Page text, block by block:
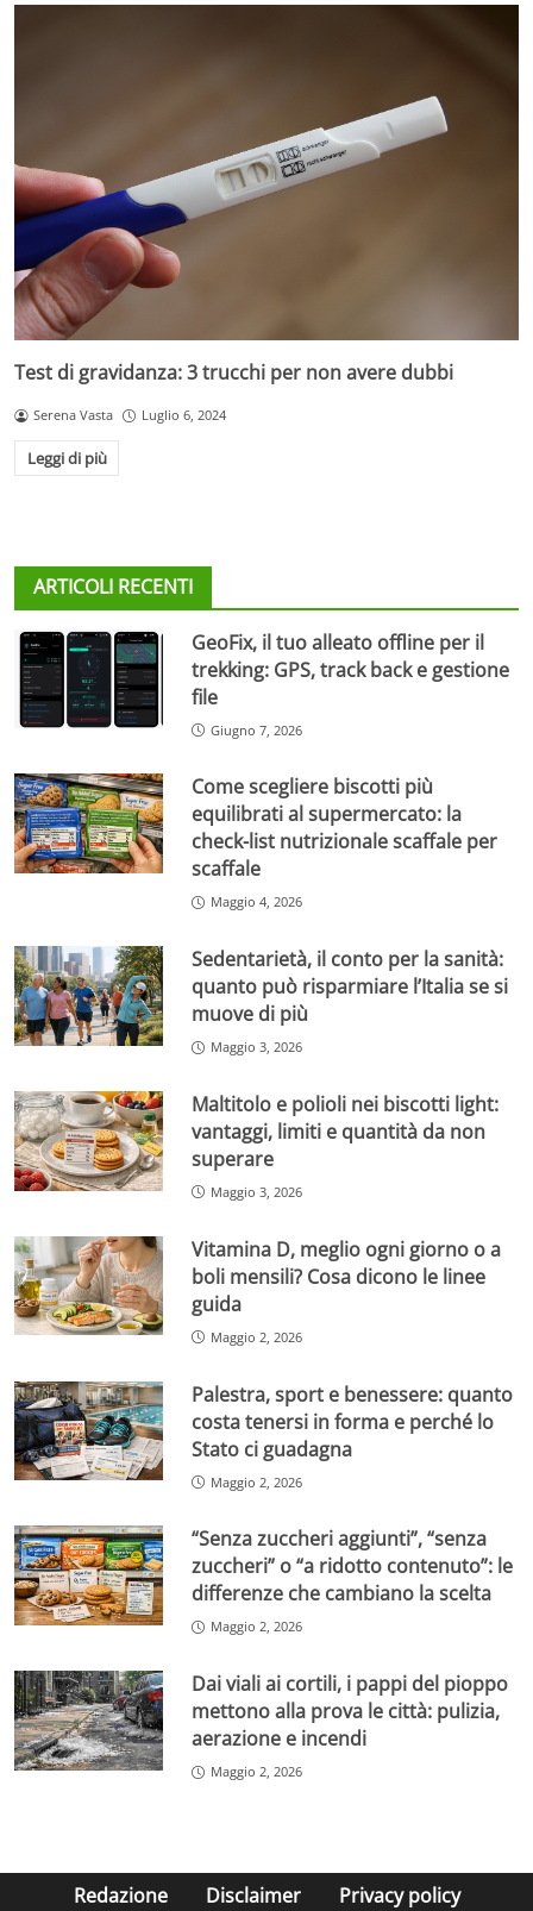
Test di gravidanza: 3 trucchi per non avere dubbi
Serena Vasta Luglio 6, 2024
Leggi di più
ARTICOLI RECENTI
GeoFix, il tuo alleato offline per il
trekking: GPS, track back e gestione
file
Giugno 7, 2026
Come scegliere biscotti più
equilibrati al supermercato: la
check-list nutrizionale scaffale per
scaffale
Maggio 4, 2026
Sedentarietà, il conto per la sanità:
quanto può risparmiare l’Italia se si
muove di più
Maggio 3, 2026
Maltitolo e polioli nei biscotti light:
vantaggi, limiti e quantità da non
superare
Maggio 3, 2026
Vitamina D, meglio ogni giorno o a
boli mensili? Cosa dicono le linee
guida
Maggio 2, 2026
Palestra, sport e benessere: quanto
costa tenersi in forma e perché lo
Stato ci guadagna
Maggio 2, 2026
“Senza zuccheri aggiunti”, “senza
zuccheri” o “a ridotto contenuto”: le
differenze che cambiano la scelta
Maggio 2, 2026
Dai viali ai cortili, i pappi del pioppo
mettono alla prova le città: pulizia,
aerazione e incendi
Maggio 2, 2026
Redazione Disclaimer Privacy policy